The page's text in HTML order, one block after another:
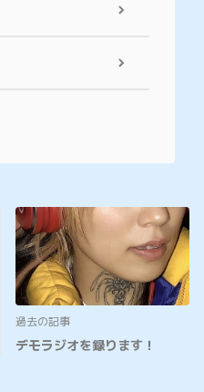
過去の記事
デモラジオを録ります！